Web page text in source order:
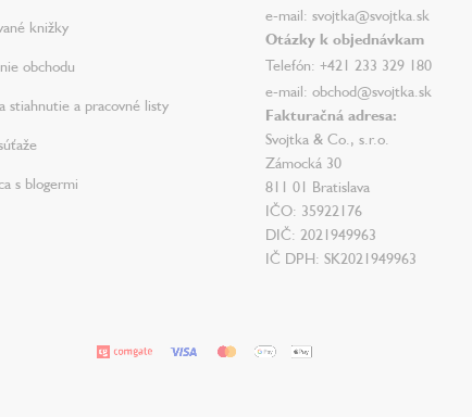
knižky
obchodu
stiahnutie a pracovné listy
s blogermi
e-mail: svojtka@svojtka.sk
Otázky k objednávkam
Telefón: +421 233 329 180
e-mail: obchod@svojtka.sk
Fakturačná adresa:
Svojtka & Co., s.r.o.
Zámocká 30
811 01 Bratislava
IČO: 35922176
DIČ: 2021949963
IČ DPH: SK2021949963